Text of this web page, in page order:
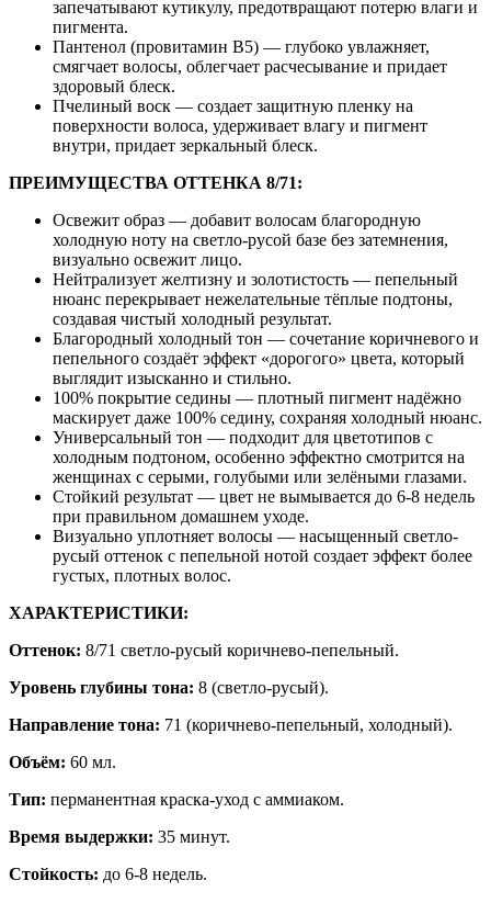
запечатывают кутикулу, предотвращают потерю влаги и
пигмента.
Пантенол (провитамин B5) — глубоко увлажняет,
смягчает волосы, облегчает расчесывание и придает
здоровый блеск.
Пчелиный воск — создает защитную пленку на
поверхности волоса, удерживает влагу и пигмент
внутри, придает зеркальный блеск.
ПРЕИМУЩЕСТВА ОТТЕНКА 8/71:
Освежит образ — добавит волосам благородную
холодную ноту на светло-русой базе без затемнения,
визуально освежит лицо.
Нейтрализует желтизну и золотистость — пепельный
нюанс перекрывает нежелательные тёплые подтоны,
создавая чистый холодный результат.
Благородный холодный тон — сочетание коричневого и
пепельного создаёт эффект «дорогого» цвета, который
выглядит изысканно и стильно.
100% покрытие седины — плотный пигмент надёжно
маскирует даже 100% седину, сохраняя холодный нюанс.
Универсальный тон — подходит для цветотипов с
холодным подтоном, особенно эффектно смотрится на
женщинах с серыми, голубыми или зелёными глазами.
Стойкий результат — цвет не вымывается до 6-8 недель
при правильном домашнем уходе.
Визуально уплотняет волосы — насыщенный светло-
русый оттенок с пепельной нотой создает эффект более
густых, плотных волос.
ХАРАКТЕРИСТИКИ:
Оттенок: 8/71 светло-русый коричнево-пепельный.
Уровень глубины тона: 8 (светло-русый).
Направление тона: 71 (коричнево-пепельный, холодный).
Объём: 60 мл.
Тип: перманентная краска-уход с аммиаком.
Время выдержки: 35 минут.
Стойкость: до 6-8 недель.